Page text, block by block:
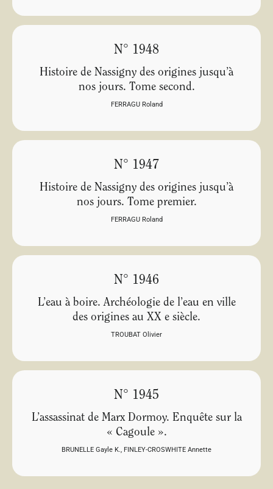
N° 1948
Histoire de Nassigny des origines jusqu’à
nos jours. Tome second.
FERRAGU Roland
N° 1947
Histoire de Nassigny des origines jusqu’à
nos jours. Tome premier.
FERRAGU Roland
N° 1946
L’eau à boire. Archéologie de l’eau en ville
des origines au XX e siècle.
TROUBAT Olivier
N° 1945
L’assassinat de Marx Dormoy. Enquête sur la
« Cagoule ».
BRUNELLE Gayle K., FINLEY-CROSWHITE Annette